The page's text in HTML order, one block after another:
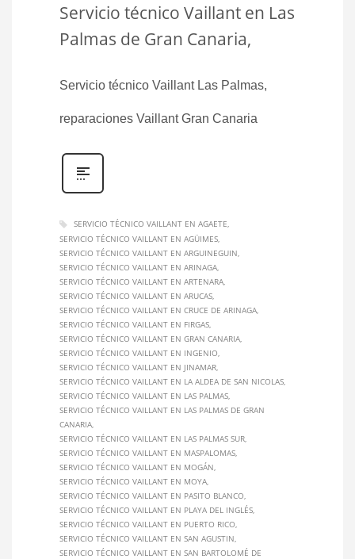
Servicio técnico Vaillant en Las
Palmas de Gran Canaria,
Servicio técnico Vaillant Las Palmas,
reparaciones Vaillant Gran Canaria
SERVICIO TÉCNICO VAILLANT EN AGAETE
SERVICIO TÉCNICO VAILLANT EN AGÜIMES
SERVICIO TÉCNICO VAILLANT EN ARGUINEGUIN
SERVICIO TÉCNICO VAILLANT EN ARINAGA
SERVICIO TÉCNICO VAILLANT EN ARTENARA
SERVICIO TÉCNICO VAILLANT EN ARUCAS
SERVICIO TÉCNICO VAILLANT EN CRUCE DE ARINAGA
SERVICIO TÉCNICO VAILLANT EN FIRGAS
SERVICIO TÉCNICO VAILLANT EN GRAN CANARIA
SERVICIO TÉCNICO VAILLANT EN INGENIO
SERVICIO TÉCNICO VAILLANT EN JINAMAR
SERVICIO TÉCNICO VAILLANT EN LA ALDEA DE SAN NICOLAS
SERVICIO TÉCNICO VAILLANT EN LAS PALMAS
SERVICIO TÉCNICO VAILLANT EN LAS PALMAS DE GRAN
CANARIA
SERVICIO TÉCNICO VAILLANT EN LAS PALMAS SUR
SERVICIO TÉCNICO VAILLANT EN MASPALOMAS
SERVICIO TÉCNICO VAILLANT EN MOGÁN
SERVICIO TÉCNICO VAILLANT EN MOYA
SERVICIO TÉCNICO VAILLANT EN PASITO BLANCO
SERVICIO TÉCNICO VAILLANT EN PLAYA DEL INGLÉS
SERVICIO TÉCNICO VAILLANT EN PUERTO RICO
SERVICIO TÉCNICO VAILLANT EN SAN AGUSTIN
SERVICIO TÉCNICO VAILLANT EN SAN BARTOLOMÉ DE